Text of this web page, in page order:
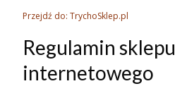
Przejdź do: TrychoSklep.pl
Regulamin sklepu
internetowego